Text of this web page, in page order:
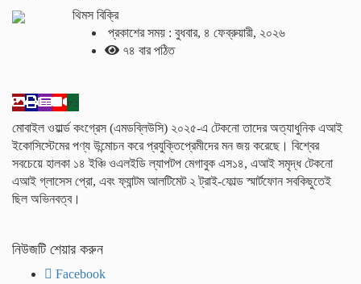
থিমস বিক্রি
প্রকাশের সময় : বুধবার, ৪ ফেব্রুয়ারী, ২০২৬
৭৪ বার পঠিত
৮১
মোবাইল ওয়ার্ল্ড কংগ্রেস (এমডব্লিউসি) ২০২৫-এ টেকনো তাদের অত্যাধুনিক এআই
ইকোসিস্টেমের পণ্য উন্মোচন করে প্রযুক্তিপ্রেমীদের মন জয় করেছে। বিশ্বের
সবচেয়ে হালকা ১৪ ইঞ্চি ওএলইডি ল্যাপটপ মেগাবুক এস১৪, এআই সমৃদ্ধ টেকনো
এআই গ্লাসেস প্রো, এবং ফ্যান্টম আলটিমেট ২ ট্রাই-ফোল্ড স্মার্টফোন সবকিছুতেই
ছিল অভিনবত্ব।
নিউজটি শেয়ার করুন
Facebook